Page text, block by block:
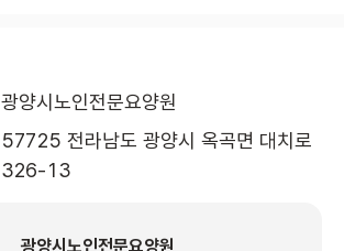
광양시노인전문요양원
57725 전라남도 광양시 옥곡면 대치로
326-13
광양시노인전문요양원